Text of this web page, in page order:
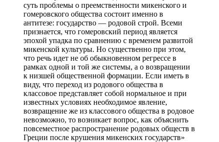
суть проблемы о преемственности микенского и
гомеровского общества состоит именно в
антитезе: государство — родовой строй. Всеми
признается, что гомеровский период является
эпохой упадка по сравнению с временем развитой
микенской культуры. Но существенно при этом,
что речь идет не об обыкновенном регрессе в
рамках одной и той же системы, а о возвращении
к низшей общественной формации. Если иметь в
виду, что переход из родового общества в
классовое представляет собой нормальное и при
известных условиях необходимое явление,
возвращение же из классового общества в родовое
невозможно, то возникает вопрос, как объяснить
повсеместное распространение родовых обществ в
Греции после крушения микенских государств»